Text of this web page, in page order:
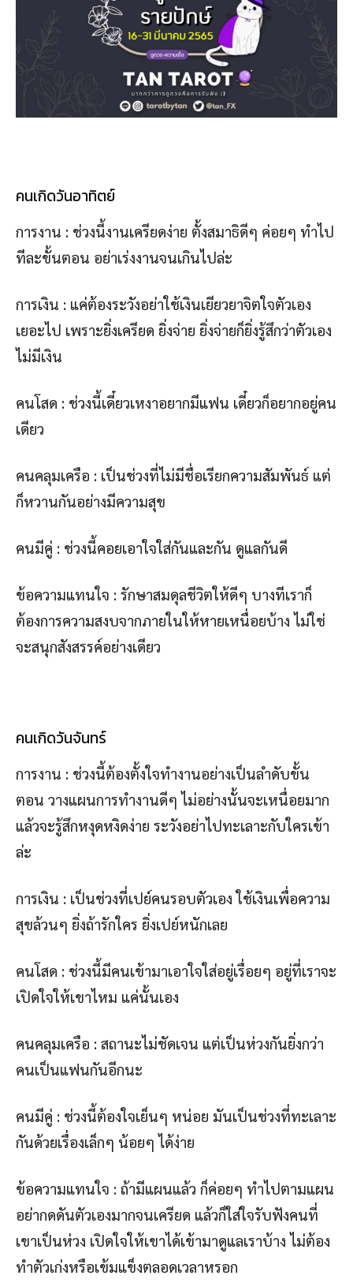
คนเกิดวันอาทิตย์
การงาน : ช่วงนี้งานเครียดง่าย ตั้งสมาธิดีๆ ค่อยๆ ทำไป
ทีละขั้นตอน อย่าเร่งงานจนเกินไปล่ะ
การเงิน : แค่ต้องระวังอย่าใช้เงินเยียวยาจิตใจตัวเอง
เยอะไป เพราะยิ่งเครียด ยิ่งจ่าย ยิ่งจ่ายก็ยิ่งรู้สึกว่าตัวเอง
ไม่มีเงิน
คนโสด : ช่วงนี้เดี๋ยวเหงาอยากมีแฟน เดี๋ยวก็อยากอยู่คน
เดียว
คนคลุมเครือ : เป็นช่วงที่ไม่มีชื่อเรียกความสัมพันธ์ แต่
ก็หวานกันอย่างมีความสุข
คนมีคู่ : ช่วงนี้คอยเอาใจใส่กันและกัน ดูแลกันดี
ข้อความแทนใจ : รักษาสมดุลชีวิตให้ดีๆ บางทีเราก็
ต้องการความสงบจากภายในให้หายเหนื่อยบ้าง ไม่ใช่
จะสนุกสังสรรค์อย่างเดียว
คนเกิดวันจันทร์
การงาน : ช่วงนี้ต้องตั้งใจทำงานอย่างเป็นลำดับขั้น
ตอน วางแผนการทำงานดีๆ ไม่อย่างนั้นจะเหนื่อยมาก
แล้วจะรู้สึกหงุดหงิดง่าย ระวังอย่าไปทะเลาะกับใครเข้า
ล่ะ
การเงิน : เป็นช่วงที่เปย์คนรอบตัวเอง ใช้เงินเพื่อความ
สุขล้วนๆ ยิ่งถ้ารักใคร ยิ่งเปย์หนักเลย
คนโสด : ช่วงนี้มีคนเข้ามาเอาใจใส่อยู่เรื่อยๆ อยู่ที่เราจะ
เปิดใจให้เขาไหม แค่นั้นเอง
คนคลุมเครือ : สถานะไม่ชัดเจน แต่เป็นห่วงกันยิ่งกว่า
คนเป็นแฟนกันอีกนะ
คนมีคู่ : ช่วงนี้ต้องใจเย็นๆ หน่อย มันเป็นช่วงที่ทะเลาะ
กันด้วยเรื่องเล็กๆ น้อยๆ ได้ง่าย
ข้อความแทนใจ : ถ้ามีแผนแล้ว ก็ค่อยๆ ทำไปตามแผน
อย่ากดดันตัวเองมากจนเครียด แล้วก็ใส่ใจรับฟังคนที่
เขาเป็นห่วง เปิดใจให้เขาได้เข้ามาดูแลเราบ้าง ไม่ต้อง
ทำตัวเก่งหรือเข้มแข็งตลอดเวลาหรอก